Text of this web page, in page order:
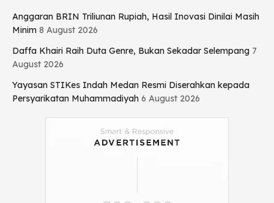
Anggaran BRIN Triliunan Rupiah, Hasil Inovasi Dinilai Masih
Minim 8 August 2026
Daffa Khairi Raih Duta Genre, Bukan Sekadar Selempang 7
August 2026
Yayasan STIKes Indah Medan Resmi Diserahkan kepada
Persyarikatan Muhammadiyah 6 August 2026